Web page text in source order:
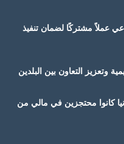
عملاً مشتركًا لضمان تنفيذ
وتعزيز التعاون بين البلدين
مواطنا موريتانيا كانوا محتجزين في مالي من